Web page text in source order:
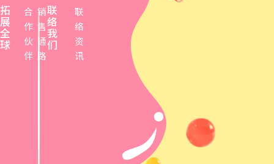
拓
展
全
球
合
作
伙
伴
销
售
通
路
联
络
我
们
联
络
资
讯